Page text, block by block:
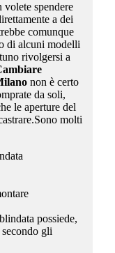
volete spendere
a dei
comunque
di alcuni modelli
rivolgersi a
non è certo
da soli,
le aperture del
molti
possiede,
gli